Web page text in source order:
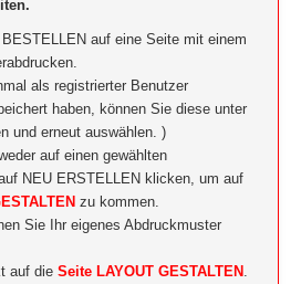
auf eine Seite mit einem
als registrierter Benutzer
haben, können Sie diese unter
und erneut auswählen. )
auf einen gewählten
NEU ERSTELLEN klicken, um auf
zu kommen.
Sie Ihr eigenes Abdruckmuster
auf die Seite LAYOUT GESTALTEN .